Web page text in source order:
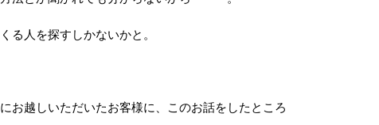
る人を探すしかないかと。
お越しいただいたお客様に、このお話をしたところ